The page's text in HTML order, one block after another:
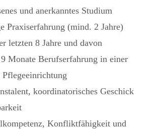
und anerkanntes Studium
Praxiserfahrung (mind. 2 Jahre)
letzten 8 Jahre und davon
Monate Berufserfahrung in einer
Pflegeeinrichtung
koordinatorisches Geschick
Konfliktfähigkeit und